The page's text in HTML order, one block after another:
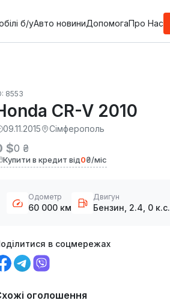
б/уАвто новиниДопомогаПро Нас
8553
CR-V 2010
09.11.2015 Сімферополь
$0 ₴
Купити в кредит від0₴/міс
Одометр
60 000 км
Двигун
Бензин, 2.4, 0 к.с.
в соцмережах
оголошення